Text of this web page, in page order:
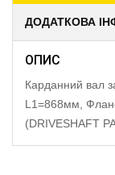
ДОДАТКОВА
ОПИС
Карданний вал
L1=868мм,
(DRIVESHAFT